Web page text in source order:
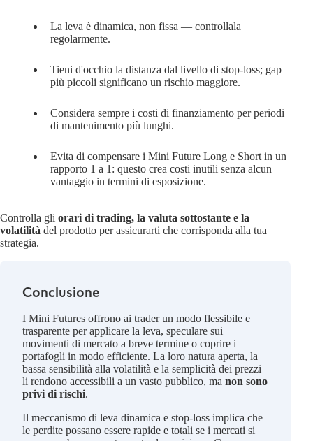
La leva è dinamica, non fissa — controllala
regolarmente.
Tieni d'occhio la distanza dal livello di stop-loss; gap
più piccoli significano un rischio maggiore.
Considera sempre i costi di finanziamento per periodi
di mantenimento più lunghi.
Evita di compensare i Mini Future Long e Short in un
rapporto 1 a 1: questo crea costi inutili senza alcun
vantaggio in termini di esposizione.
Controlla gli orari di trading, la valuta sottostante e la
volatilità del prodotto per assicurarti che corrisponda alla tua
strategia.
Conclusione
I Mini Futures offrono ai trader un modo flessibile e
trasparente per applicare la leva, speculare sui
movimenti di mercato a breve termine o coprire i
portafogli in modo efficiente. La loro natura aperta, la
bassa sensibilità alla volatilità e la semplicità dei prezzi
li rendono accessibili a un vasto pubblico, ma non sono
privi di rischi.
Il meccanismo di leva dinamica e stop-loss implica che
le perdite possano essere rapide e totali se i mercati si